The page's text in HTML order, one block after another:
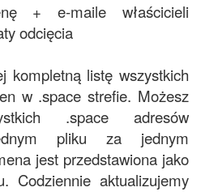
+ e-maile właścicieli
odcięcia
kompletną listę wszystkich
w .space strefie. Możesz
.space adresów
pliku za jednym
jest przedstawiona jako
Codziennie aktualizujemy